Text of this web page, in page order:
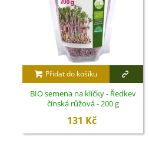
Přidat do košíku
BIO semena na klíčky - Ředkev
čínská růžová - 200 g
131 Kč